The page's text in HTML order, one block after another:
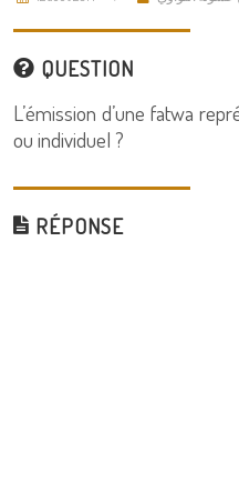
QUESTION
L’émission d’une fatwa
ou individuel ?
RÉPONSE